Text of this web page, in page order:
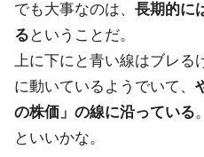
でも大事なのは、 長期的に
る ということだ。
上に下にと青い線はブレる
に動いているようでいて、
の株価」の線に沿っている
といいかな。